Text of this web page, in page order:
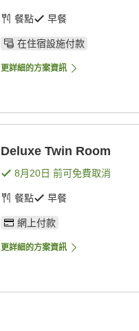
餐點 早餐
在住宿設施付款
更詳細的方案資訊
Deluxe Twin Room
8月20日 前可免費取消
餐點 早餐
網上付款
更詳細的方案資訊